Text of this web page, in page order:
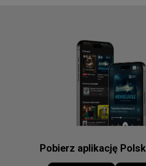
Pobierz aplikację